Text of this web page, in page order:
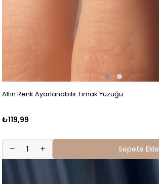
Altın Renk Ayarlanabilir Tırnak Yüzüğü
₺119,99
Sepete Ekle